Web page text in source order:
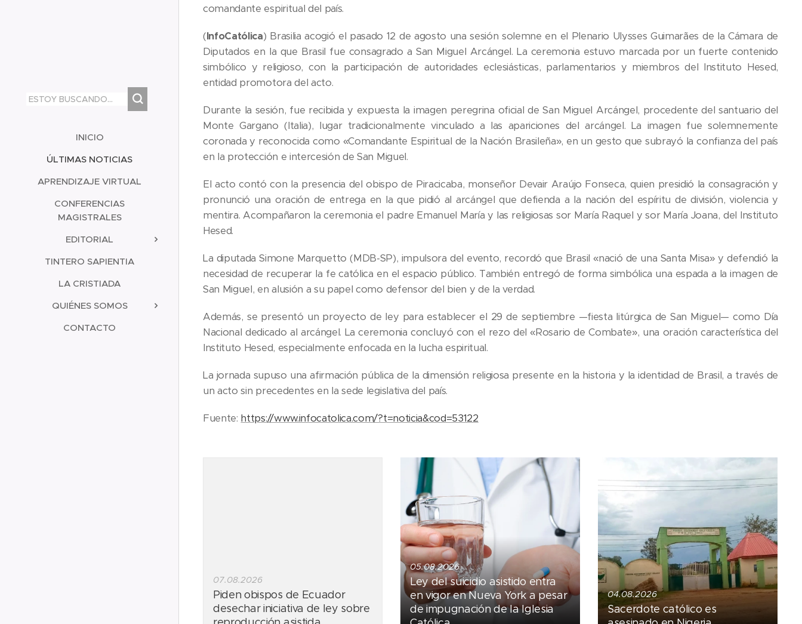
INICIO
ÚLTIMAS NOTICIAS
APRENDIZAJE VIRTUAL
CONFERENCIAS
MAGISTRALES
EDITORIAL
TINTERO SAPIENTIA
LA CRISTIADA
QUIÉNES SOMOS
CONTACTO
comandante espiritual del país.
(InfoCatólica) Brasilia acogió el pasado 12 de agosto una sesión solemne en el Plenario Ulysses Guimarães de la Cámara de
Diputados en la que Brasil fue consagrado a San Miguel Arcángel. La ceremonia estuvo marcada por un fuerte contenido
simbólico y religioso, con la participación de autoridades eclesiásticas, parlamentarios y miembros del Instituto Hesed,
entidad promotora del acto.
Durante la sesión, fue recibida y expuesta la imagen peregrina oficial de San Miguel Arcángel, procedente del santuario del
Monte Gargano (Italia), lugar tradicionalmente vinculado a las apariciones del arcángel. La imagen fue solemnemente
coronada y reconocida como «Comandante Espiritual de la Nación Brasileña», en un gesto que subrayó la confianza del país
en la protección e intercesión de San Miguel.
El acto contó con la presencia del obispo de Piracicaba, monseñor Devair Araújo Fonseca, quien presidió la consagración y
pronunció una oración de entrega en la que pidió al arcángel que defienda a la nación del espíritu de división, violencia y
mentira. Acompañaron la ceremonia el padre Emanuel María y las religiosas sor María Raquel y sor María Joana, del Instituto
Hesed.
La diputada Simone Marquetto (MDB-SP), impulsora del evento, recordó que Brasil «nació de una Santa Misa» y defendió la
necesidad de recuperar la fe católica en el espacio público. También entregó de forma simbólica una espada a la imagen de
San Miguel, en alusión a su papel como defensor del bien y de la verdad.
Además, se presentó un proyecto de ley para establecer el 29 de septiembre —fiesta litúrgica de San Miguel— como Día
Nacional dedicado al arcángel. La ceremonia concluyó con el rezo del «Rosario de Combate», una oración característica del
Instituto Hesed, especialmente enfocada en la lucha espiritual.
La jornada supuso una afirmación pública de la dimensión religiosa presente en la historia y la identidad de Brasil, a través de
un acto sin precedentes en la sede legislativa del país.
Fuente: https://www.infocatolica.com/?t=noticia&cod=53122
07.08.2026
Piden obispos de Ecuador
desechar iniciativa de ley sobre
05.08.2026
Ley del suicidio asistido entra
en vigor en Nueva York a pesar
de impugnación de la Iglesia
04.08.2026
Sacerdote católico es